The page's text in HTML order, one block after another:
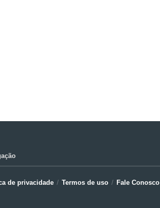
de privacidade Termos de uso Fale Conosco